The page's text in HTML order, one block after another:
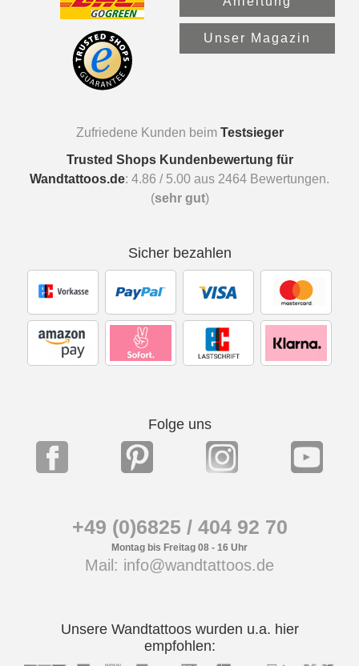
Unser Magazin
Zufriedene Kunden beim Testsieger
Trusted Shops Kundenbewertung für
Wandtattoos.de: 4.86 / 5.00 aus 2464 Bewertungen.
(sehr gut)
Sicher bezahlen
Folge uns
+49 (0)6825 / 404 92 70
Montag bis Freitag 08 - 16 Uhr
Mail: info@wandtattoos.de
Unsere Wandtattoos wurden u.a. hier
empfohlen: